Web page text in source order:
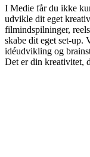
I Medie får du ikke
udvikle dit eget
filmindspilninger,
skabe dit eget set-up.
idéudvikling og
Det er din kreativitet,